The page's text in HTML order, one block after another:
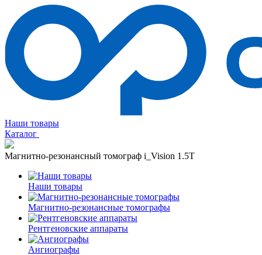
Наши товары
Каталог
Магнитно-резонансный томограф i_Vision 1.5T
Наши товары
Магнитно-резонансные томографы
Рентгеновские аппараты
Ангиографы